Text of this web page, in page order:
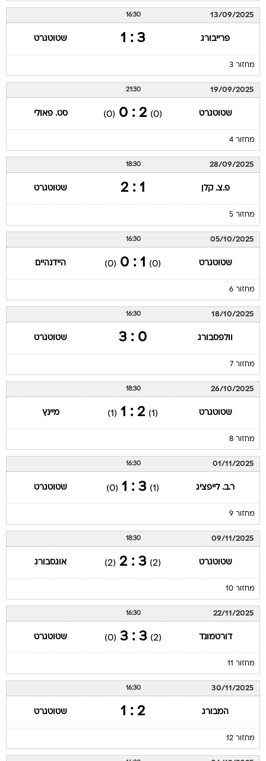
13/09/2025
16:30
פרייבורג 3 : 1 שטוטגרט
מחזור 3
19/09/2025
21:30
שטוטגרט (0)
2 : 0
(0) סט. פאולי
מחזור 4
28/09/2025
18:30
פ.צ. קלן 1 : 2 שטוטגרט
מחזור 5
05/10/2025
16:30
שטוטגרט (0)
1 : 0
(0) היידנהיים
מחזור 6
18/10/2025
16:30
וולפסבורג 0 : 3 שטוטגרט
מחזור 7
26/10/2025
18:30
שטוטגרט (1)
2 : 1
(1) מיינץ
מחזור 8
01/11/2025
16:30
ר.ב. לייפציג (1)
3 : 1
(0) שטוטגרט
מחזור 9
09/11/2025
18:30
שטוטגרט (2)
3 : 2
(2) אוגסבורג
מחזור 10
22/11/2025
16:30
דורטמונד (2)
3 : 3
(0) שטוטגרט
מחזור 11
30/11/2025
16:30
המבורג 2 : 1 שטוטגרט
מחזור 12